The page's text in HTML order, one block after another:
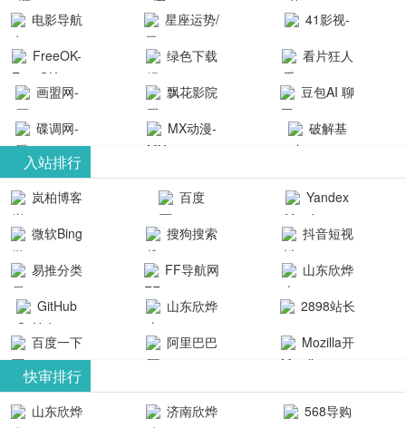
航-办公运营
院-哪吒影院
提供最新、
最全的高清
电影、电视
剧、动漫和
综艺节目免
费观看。平
台内容丰
富，更新快
速，支持在
线观看，满
足各类影迷
需求，提供
无广告、高
清流畅的观
影体验。
画-官网
动漫综合
电影导航
- 免费看电影
就来这！ | 快
导航网-免费
看电影就来
这！收录大
量免费看电
影网站！
星座运势/
最星座/美国
神婆星座网
41影视-
聚合最近好
看的电视剧
最新电影网
站-41影视为
成全短剧电
视剧、电视
剧大全、好
看的电视
剧、最新的
电影在线观
看，神马影
最新好看的
FreeOK-
FreeOK影视
官网-最新影
视资源|追剧
也很卷
绿色下载
吧
看片狂人
- 高清视频资
源免费在线
观看
画盟网-
画师联盟官
网
_huashilm.com_
动漫综合
飘花影院
网
豆包AI 聊
天智能对话
网页版入口
碟调网-
碟调网为您
提供最新电
视剧和2025
年最新电影
的在线观
看，快来碟
调电影网在
线观看最新
热门影视作
MX动漫-
漫免费在线
观看
破解基
整合当前互
联网最新最
全最优质的
软件免费下
载、资源免
费共享、技
术教程学习
台！整合破
入站排行
岚柏博客 百度
Yandex
搜索
微软Bing
搜狗搜索
引擎
抖音短视
频
易推分类
目录网
FF导航网
山东欣烨
化工有限公
GitHub
山东欣烨
生物科技有
2898站长
资源平台
百度一下
阿里巴巴
Mozilla开
快审排行
山东欣烨
济南欣烨
568导购